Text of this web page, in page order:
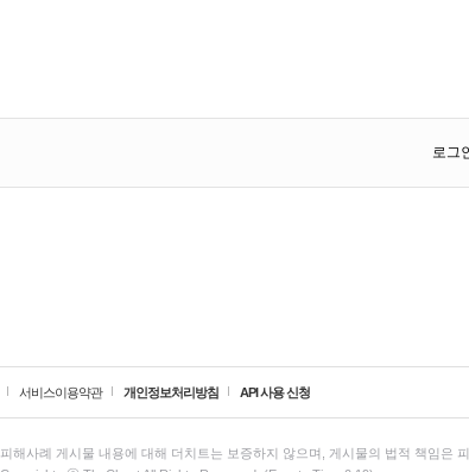
로그
서비스이용약관 개인정보처리방침 API 사용 신청
피해사례 게시물 내용에 대해 더치트는 보증하지 않으며, 게시물의 법적 책임은